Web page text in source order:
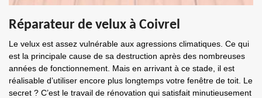
Réparateur de velux à Coivrel
Le velux est assez vulnérable aux agressions climatiques. Ce qui
est la principale cause de sa destruction après des nombreuses
années de fonctionnement. Mais en arrivant à ce stade, il est
réalisable d’utiliser encore plus longtemps votre fenêtre de toit. Le
secret ? C’est le travail de rénovation qui satisfait minutieusement